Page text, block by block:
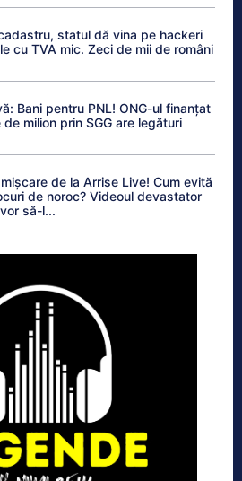
statul dă vina pe hackeri
cu TVA mic. Zeci de mii de români
Bani pentru PNL! ONG-ul finanțat
milion prin SGG are legături
de la Arrise Live! Cum evită
de noroc? Videoul devastator
să-l...